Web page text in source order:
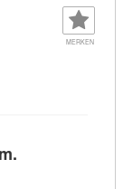
MERKEN
Fassaden- und